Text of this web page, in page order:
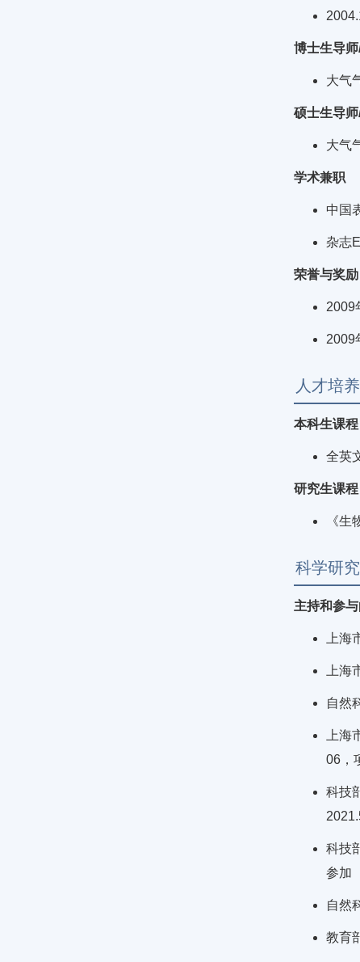
博士生导师
大气
硕士生导师
大气
学术兼职
中国
杂志
荣誉与奖励
2009
2009
人才培养
本科生课程
全英
研究生课程
《生
科学研究
主持和参
上
上
自然
上
06，
科技
科技
参加
自然
教育